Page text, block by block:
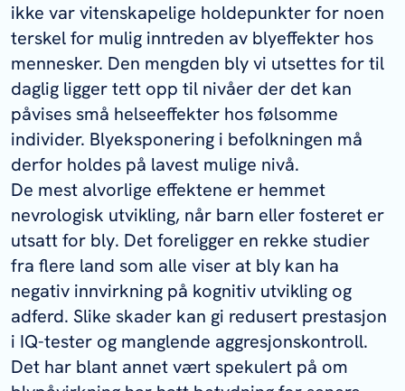
ikke var vitenskapelige holdepunkter for noen
terskel for mulig inntreden av blyeffekter hos
mennesker. Den mengden bly vi utsettes for til
daglig ligger tett opp til nivåer der det kan
påvises små helseeffekter hos følsomme
individer. Blyeksponering i befolkningen må
derfor holdes på lavest mulige nivå.
De mest alvorlige effektene er hemmet
nevrologisk utvikling, når barn eller fosteret er
utsatt for bly. Det foreligger en rekke studier
fra flere land som alle viser at bly kan ha
negativ innvirkning på kognitiv utvikling og
adferd. Slike skader kan gi redusert prestasjon
i IQ-tester og manglende aggresjonskontroll.
Det har blant annet vært spekulert på om